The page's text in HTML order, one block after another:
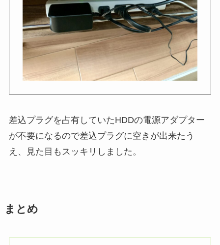
差込プラグを占有していたHDDの電源アダプター
が不要になるので差込プラグに空きが出来たう
え、見た目もスッキリしました。
まとめ